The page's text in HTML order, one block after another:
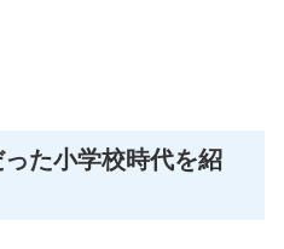
た小学校時代を紹